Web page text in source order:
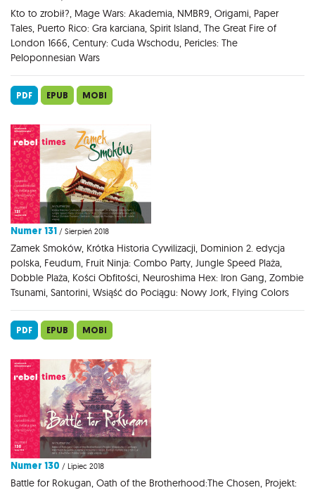
Kto to zrobił?, Mage Wars: Akademia, NMBR9, Origami, Paper
Tales, Puerto Rico: Gra karciana, Spirit Island, The Great Fire of
London 1666, Century: Cuda Wschodu, Pericles: The
Peloponnesian Wars
PDF EPUB MOBI
Numer 131 / Sierpień 2018
Zamek Smoków, Krótka Historia Cywilizacji, Dominion 2. edycja
polska, Feudum, Fruit Ninja: Combo Party, Jungle Speed Plaża,
Dobble Plaża, Kości Obfitości, Neuroshima Hex: Iron Gang, Zombie
Tsunami, Santorini, Wsiąść do Pociągu: Nowy Jork, Flying Colors
PDF EPUB MOBI
Numer 130 / Lipiec 2018
Battle for Rokugan, Oath of the Brotherhood:The Chosen, Projekt: